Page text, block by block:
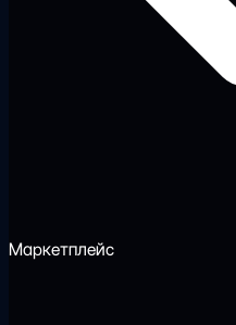
Маркетплейс